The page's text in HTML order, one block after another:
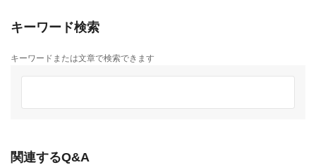
キーワード検索
キーワードまたは文章で検索できます
関連するQ&A